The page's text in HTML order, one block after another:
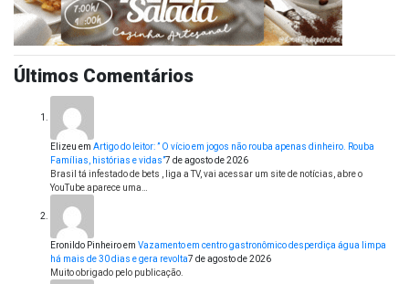
Últimos Comentários
Elizeu em Artigo do leitor: ” O vício em jogos não rouba apenas dinheiro. Rouba
Famílias, histórias e vidas”7 de agosto de 2026
Brasil tá infestado de bets , liga a TV, vai acessar um site de notícias, abre o
YouTube aparece uma…
Eronildo Pinheiroem Vazamento em centro gastronômico desperdiça água limpa
há mais de 30 dias e gera revolta7 de agosto de 2026
Muito obrigado pelo publicação.